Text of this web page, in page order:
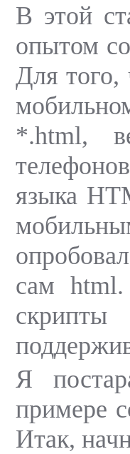
В этой
опытом
Для того,
*.html,
языка
сам
Я
примере
Итак,